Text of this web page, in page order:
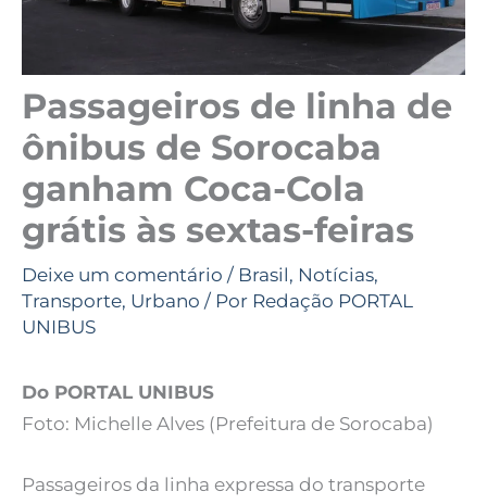
Passageiros de linha de
ônibus de Sorocaba
ganham Coca-Cola
grátis às sextas-feiras
Deixe um comentário / Brasil, Notícias,
Transporte, Urbano / Por Redação PORTAL
UNIBUS
Do PORTAL UNIBUS
Foto: Michelle Alves (Prefeitura de Sorocaba)
Passageiros da linha expressa do transporte